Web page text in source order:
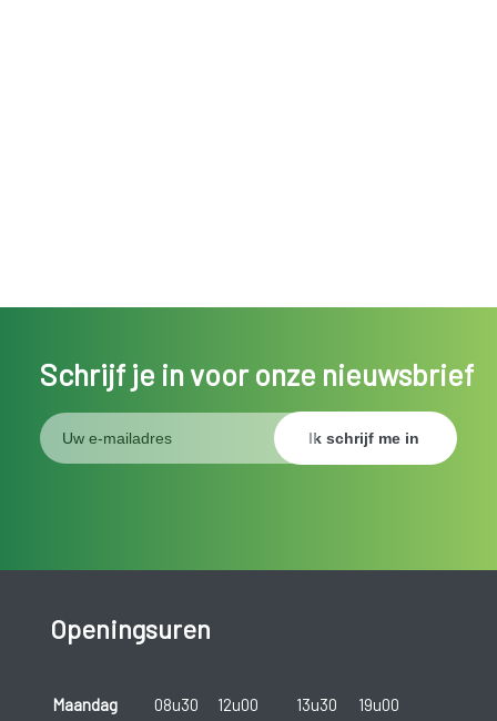
Schrijf je in voor onze nieuwsbrief
Openingsuren
Maandag 08u30 12u00 13u30
19u00